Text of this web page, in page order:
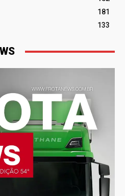
181
133